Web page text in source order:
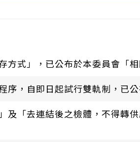
式」，已公布於本委員會「相
，自即日起試行雙軌制，已
及「去連結後之檢體，不得轉